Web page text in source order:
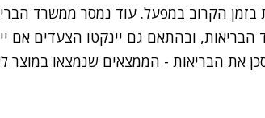
בזמן הקרוב במפעל. עוד נמסר ממשרד
ובהתאם גם יינקטו הצעדים אם
את הבריאות - הממצאים שנמצאו במוצר